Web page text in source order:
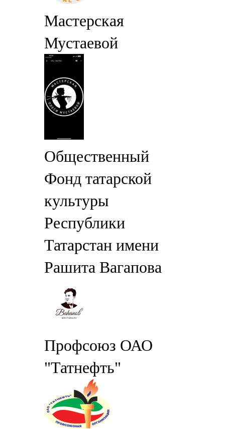
Мастерская
Мустаевой
Общественный
Фонд татарской
культуры
Республики
Татарстан имени
Рашита Вагапова
Профсоюз ОАО
"Татнефть"